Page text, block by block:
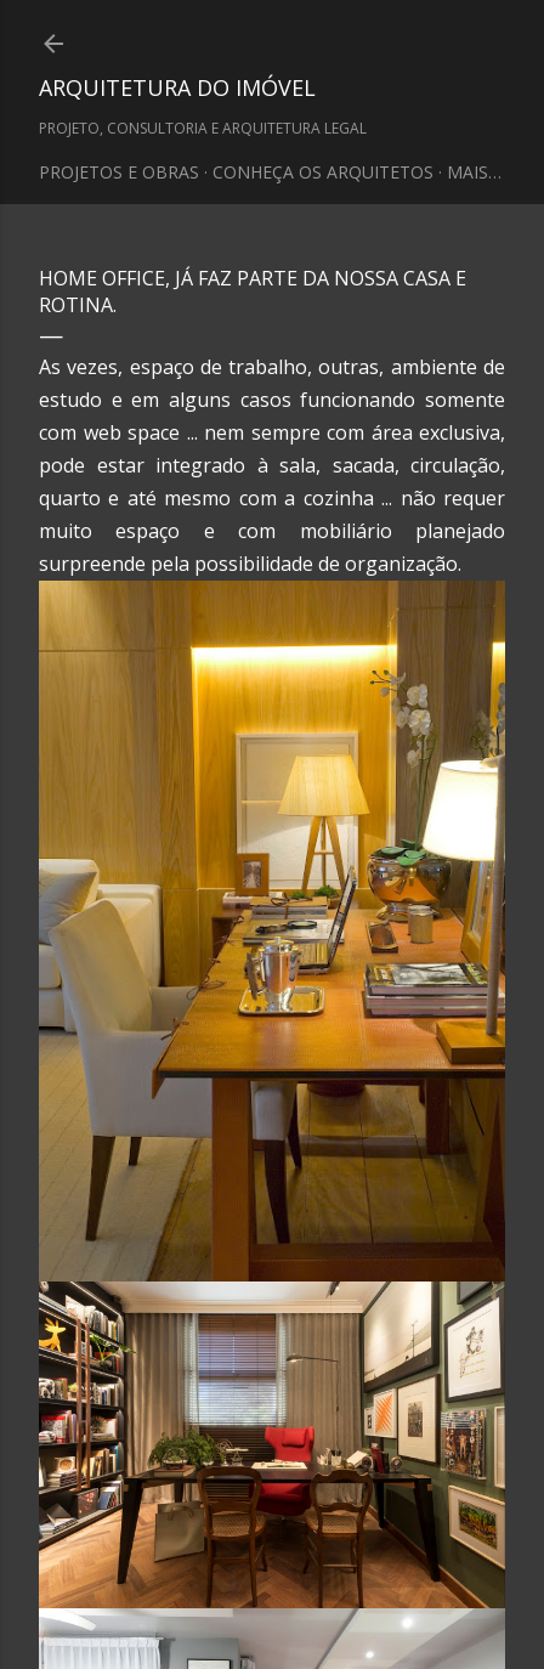
ARQUITETURA DO IMÓVEL
PROJETO, CONSULTORIA E ARQUITETURA LEGAL
PROJETOS E OBRAS CONHEÇA OS ARQUITETOS MAIS…
HOME OFFICE, JÁ FAZ PARTE DA NOSSA CASA E
ROTINA.
As vezes, espaço de trabalho, outras, ambiente de
estudo e em alguns casos funcionando somente
com web space ... nem sempre com área exclusiva,
pode estar integrado à sala, sacada, circulação,
quarto e até mesmo com a cozinha ... não requer
muito espaço e com mobiliário planejado
surpreende pela possibilidade de organização.